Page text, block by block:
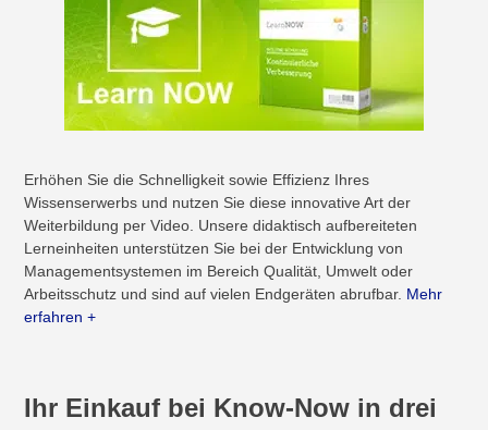
Erhöhen Sie die Schnelligkeit sowie Effizienz Ihres
Wissenserwerbs und nutzen Sie diese innovative Art der
Weiterbildung per Video. Unsere didaktisch aufbereiteten
Lerneinheiten unterstützen Sie bei der Entwicklung von
Managementsystemen im Bereich Qualität, Umwelt oder
Arbeitsschutz und sind auf vielen Endgeräten abrufbar. Mehr
erfahren +
Ihr Einkauf bei Know-Now in drei